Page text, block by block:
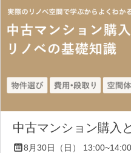
中古マンション購入
8月30日（日） 13:00~14:00